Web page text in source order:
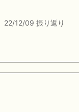
22/12/09 振り返り